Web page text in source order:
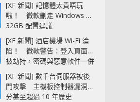
[XF 新聞] 記憶體太貴唔玩
啦！ 微軟刪走 Windows 11
32GB 配置建議
[XF 新聞] 酒店機場 Wi-Fi 淪
陷！ 微軟警告：登入頁面可
被劫持，密碼與惡意軟件一併
中招
[XF 新聞] 數千台伺服器被後
門攻擊 主機板控制器漏洞部
分甚至超過 10 年歷史